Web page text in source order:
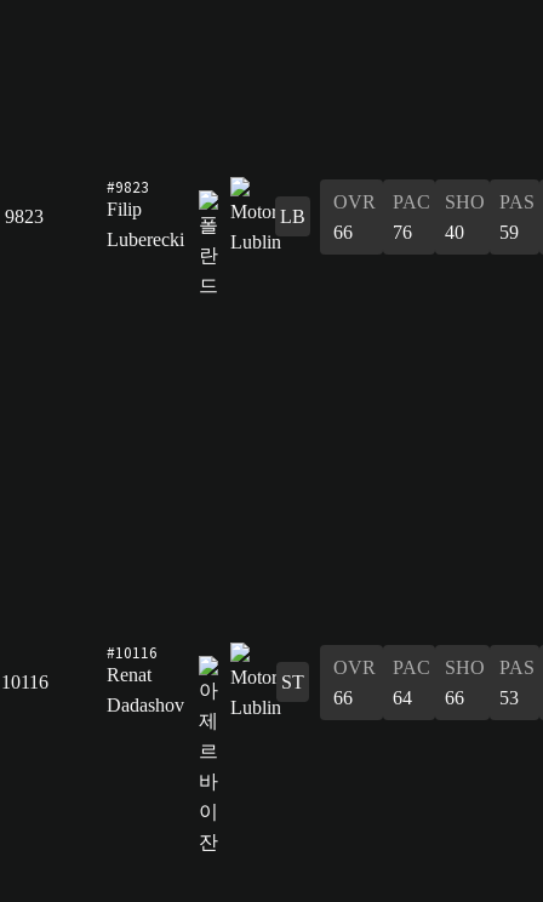
9823
#9823
Filip
Luberecki
LB
OVR
66
PAC
76
SHO
40
PAS
59
10116
#10116
Renat
Dadashov
ST
OVR
66
PAC
64
SHO
66
PAS
53